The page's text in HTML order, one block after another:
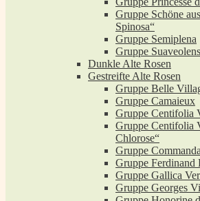
Gruppe Schöne
Spinosa“
Gruppe Semiplena
Gruppe Suaveolens
Dunkle Alte Rosen
Gestreifte Alte Rosen
Gruppe Belle
Gruppe Camaieux
Gruppe Centifolia
Gruppe Centifolia
Chlorose“
Gruppe
Gruppe Ferdinand
Gruppe Gallica
Gruppe Georges